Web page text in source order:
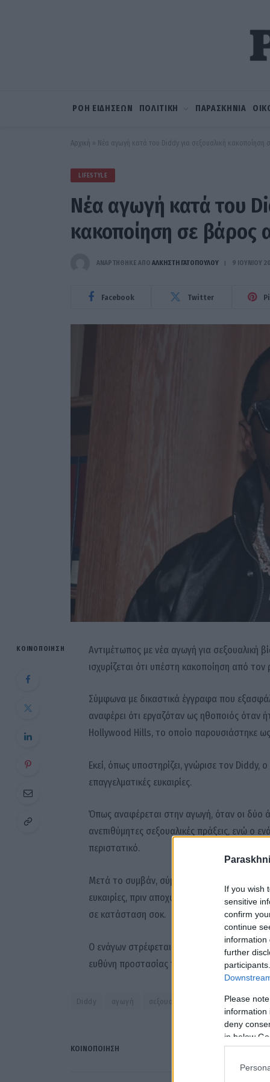
If you wish
sensitive
confirm
continue
information
further
Please
information
deny
in below
ΡΟΗ ΕΙΔΗΣΕΩΝ ΠΟΛΙΤΙΚΗ ΠΑΡΑΣΚΗΝΙΑ
Αρχική » Νέα αγωγή κατά του Diddy για σεξουαλική κακοποίηση
LIFESTYLE
Νέα αγωγή κατά του
κακοποίηση σε βάρος
ΑΝΑΡΤΗΘΗΚΕ ΑΠΟ ΆΛΚΗΣΤΗ ΓΑΤΟΠΟΎΛΟΥ 9 ΙΟΥΝΊΟΥ
Facebook Twitter
ΚΟΙΝΟΠΟΊΗΣΗ
Αντιμέτωπος με νέα αγωγή για σεξουαλική
ισχυρίζεται ότι υπέστη κακοποίηση από
Σύμφωνα με δικαστικά έγγραφα που
αναφέρει ότι εργαζόταν ως ηθοποιός όταν
Hollywood Hills, το οποίο παρουσιάστηκε
Εκεί, όπως υποστηρίζει, γνώρισε τον Diddy,
επαγγελματικές ευκαιρίες.
Όπως αναφέρεται στην αγωγή, όταν οι δύο
ανεπιθύμητες σεξουαλικές πράξεις, ενώ ο
περιστατικό.
Μετά το συμβάν, σύμφωνα με τον άνδρα ο
ευκαιρίες, πριν αποχωρήσει από τον χώρο.
σε κατάσταση σοκ.
Ο ενάγων στρέφεται νομικά κατά του Diddy
ευθύνη προστασίας του, ζητώντας
Diddy αγωγή σεξουαλική κακοποίηση
ΚΟΙΝΟΠΟΊΗΣΗ